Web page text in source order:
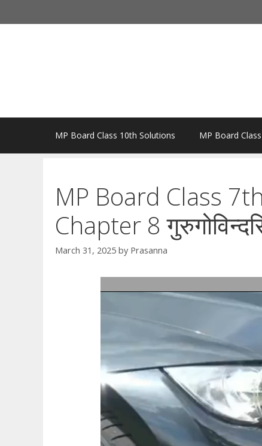
to
MP Board Class 10th Solutions MP Board
MP Board Class
Chapter 8
March 31, 2025 by Prasanna